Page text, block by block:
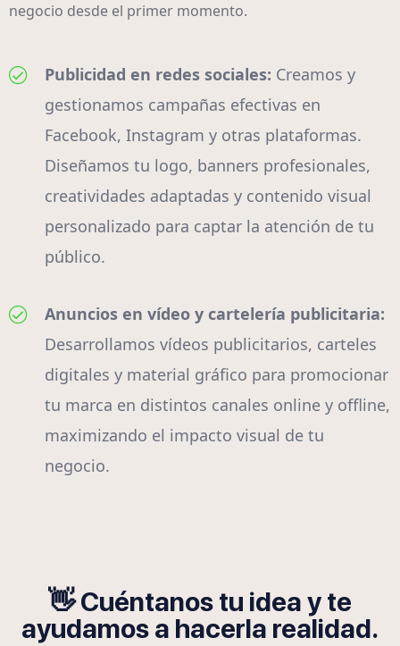
negocio desde el primer momento.
Publicidad en redes sociales: Creamos y
gestionamos campañas efectivas en
Facebook, Instagram y otras plataformas.
Diseñamos tu logo, banners profesionales,
creatividades adaptadas y contenido visual
personalizado para captar la atención de tu
público.
Anuncios en vídeo y cartelería publicitaria:
Desarrollamos vídeos publicitarios, carteles
digitales y material gráfico para promocionar
tu marca en distintos canales online y offline,
maximizando el impacto visual de tu
negocio.
👋 Cuéntanos tu idea y te
ayudamos a hacerla realidad.